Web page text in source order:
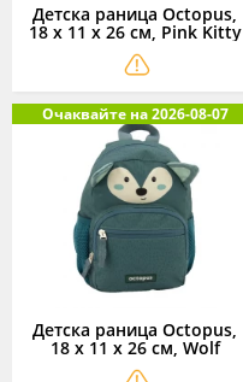
Детска раница Octopus,
18 x 11 x 26 см, Pink Kitty
Очаквайте на 2026-08-07
Детска раница Octopus,
18 x 11 x 26 см, Wolf